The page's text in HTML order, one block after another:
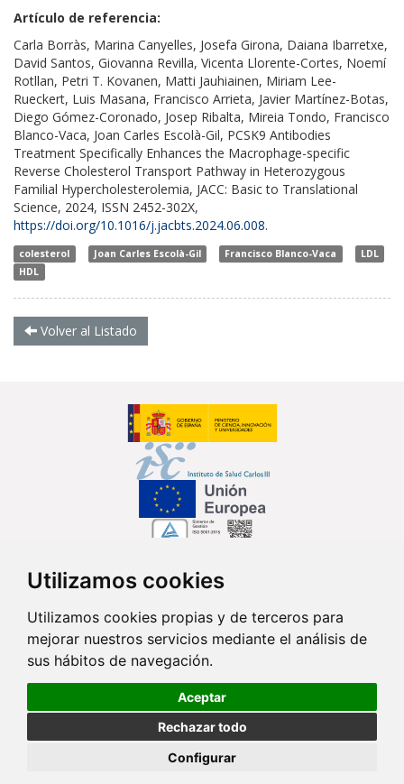
Utilizamos cookies
Utilizamos cookies propias y de terceros para
mejorar nuestros servicios mediante el análisis de
sus hábitos de navegación.
Aceptar
Rechazar todo
Configurar
Artículo de referencia:
Carla Borràs, Marina Canyelles, Josefa Girona, Daiana Ibarretxe,
David Santos, Giovanna Revilla, Vicenta Llorente-Cortes, Noemí
Rotllan, Petri T. Kovanen, Matti Jauhiainen, Miriam Lee-
Rueckert, Luis Masana, Francisco Arrieta, Javier Martínez-Botas,
Diego Gómez-Coronado, Josep Ribalta, Mireia Tondo, Francisco
Blanco-Vaca, Joan Carles Escolà-Gil, PCSK9 Antibodies
Treatment Specifically Enhances the Macrophage-specific
Reverse Cholesterol Transport Pathway in Heterozygous
Familial Hypercholesterolemia, JACC: Basic to Translational
Science, 2024, ISSN 2452-302X,
https://doi.org/10.1016/j.jacbts.2024.06.008.
colesterol Joan Carles Escolà-Gil Francisco Blanco-Vaca
LDL
HDL
Volver al Listado
Síguenos en...
Contacto
Av. Monforte de Lemos, 3-5. Pabellón 11. Planta 0 28029 Madrid
info@ciberisciii.es
Política de Privacidad
| Portal de Transparencia